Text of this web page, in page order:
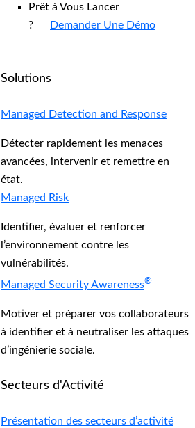
Prêt à Vous Lancer
?
Demander Une Démo
Solutions
Managed Detection and Response
Détecter rapidement les menaces
avancées, intervenir et remettre en
état.
Managed Risk
Identifier, évaluer et renforcer
l’environnement contre les
vulnérabilités.
Managed Security Awareness®
Motiver et préparer vos collaborateurs
à identifier et à neutraliser les attaques
d’ingénierie sociale.
Secteurs d'Activité
Présentation des secteurs d’activité